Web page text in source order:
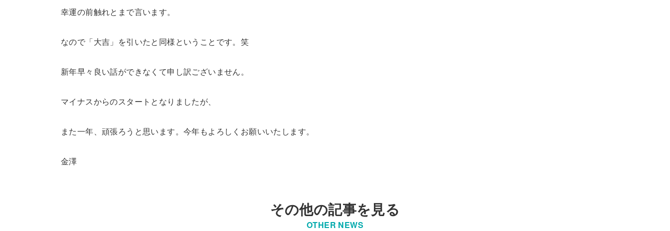
幸運の前触れとまで言います。
なので「大吉」を引いたと同様ということです。笑
新年早々良い話ができなくて申し訳ございません。
マイナスからのスタートとなりましたが、
また一年、頑張ろうと思います。今年もよろしくお願いいたします。
金澤
その他の記事を見る
OTHER NEWS